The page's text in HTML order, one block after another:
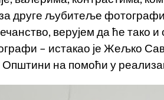
друге љубитеље
верујем да ће тако
– истакао је Жељко
на помоћи у